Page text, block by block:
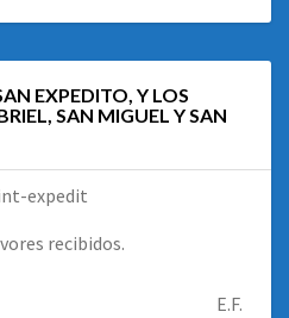
EXPEDITO, Y LOS
SAN MIGUEL Y SAN
recibidos.
E.F.